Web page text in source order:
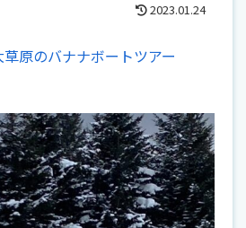
2023.01.24
草原のバナナボートツアー